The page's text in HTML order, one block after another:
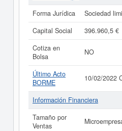
Forma Jurídica
Sociedad
Capital Social
396.960,5 €
Cotiza en
Bolsa
NO
Último Acto
BORME
10/02/2022
Información Financiera
Tamaño por
Ventas